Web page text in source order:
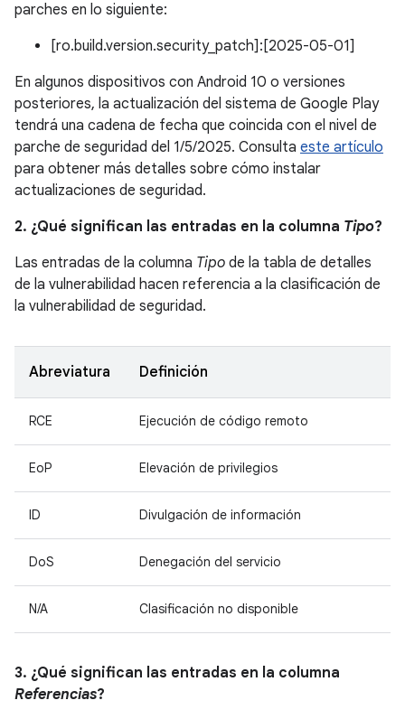
parches en lo siguiente:
[ro.build.version.security_patch]:[2025-05-01]
En algunos dispositivos con Android 10 o versiones
posteriores, la actualización del sistema de Google Play
tendrá una cadena de fecha que coincida con el nivel de
parche de seguridad del 1/5/2025. Consulta este artículo
para obtener más detalles sobre cómo instalar
actualizaciones de seguridad.
2. ¿Qué significan las entradas en la columna Tipo?
Las entradas de la columna Tipo de la tabla de detalles
de la vulnerabilidad hacen referencia a la clasificación de
la vulnerabilidad de seguridad.
Abreviatura Definición
RCE Ejecución de código remoto
EoP Elevación de privilegios
ID Divulgación de información
DoS Denegación del servicio
N/A Clasificación no disponible
3. ¿Qué significan las entradas en la columna
Referencias?